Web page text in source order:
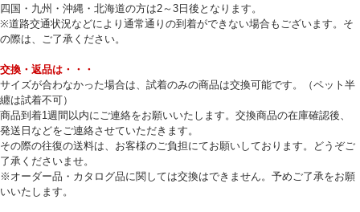
四国・九州・沖縄・北海道の方は2～3日後となります。
※道路交通状況などにより通常通りの到着ができない場合もございます。そ
の際は、ご了承ください。
交換・返品は・・・
サイズが合わなかった場合は、試着のみの商品は交換可能です。（ペット半
纏は試着不可）
商品到着1週間以内にご連絡をお願いいたします。交換商品の在庫確認後、
発送日などをご連絡させていただきます。
その際の往復の送料は、お客様のご負担にてお願いしております。どうぞご
了承くださいませ。
※オーダー品・カタログ品に関しては交換はできません。予めご了承をお願
いいたします。